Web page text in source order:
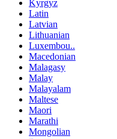
Kyrgyz
Latin
Latvian
Lithuanian
Luxembou..
Macedonian
Malagasy
Malay
Malayalam
Maltese
Maori
Marathi
Mongolian